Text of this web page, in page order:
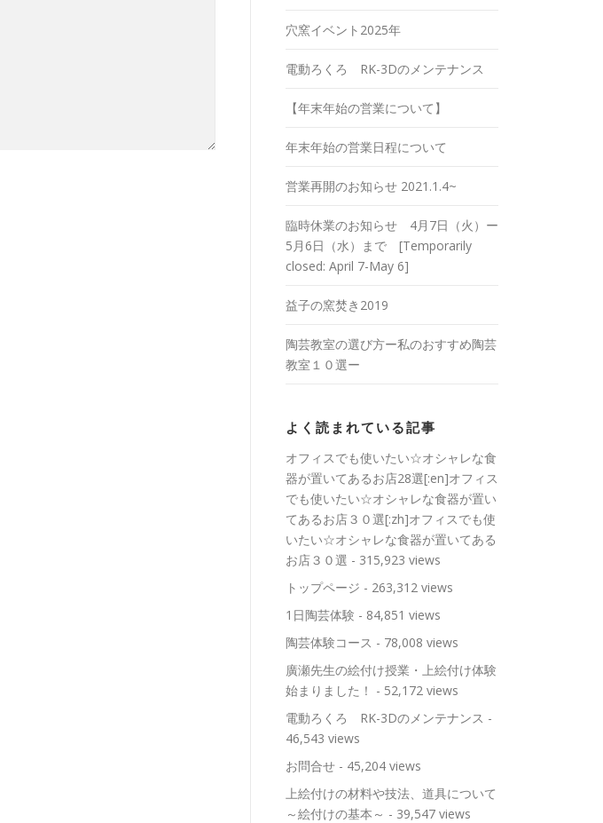
穴窯イベント2025年
電動ろくろ RK-3Dのメンテナンス
【年末年始の営業について】
年末年始の営業日程について
営業再開のお知らせ 2021.1.4~
臨時休業のお知らせ 4月7日（火）ー
5月6日（水）まで [Temporarily
closed: April 7-May 6]
益子の窯焚き2019
陶芸教室の選び方ー私のおすすめ陶芸
教室１０選ー
よく読まれている記事
オフィスでも使いたい☆オシャレな食
器が置いてあるお店28選[:en]オフィス
でも使いたい☆オシャレな食器が置い
てあるお店３０選[:zh]オフィスでも使
いたい☆オシャレな食器が置いてある
お店３０選 - 315,923 views
トップページ - 263,312 views
1日陶芸体験 - 84,851 views
陶芸体験コース - 78,008 views
廣瀬先生の絵付け授業・上絵付け体験
始まりました！ - 52,172 views
電動ろくろ RK-3Dのメンテナンス -
46,543 views
お問合せ - 45,204 views
上絵付けの材料や技法、道具について
～絵付けの基本～ - 39,547 views